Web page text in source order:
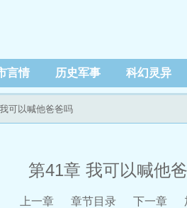
言情 历史军事 科幻灵异
可以喊他爸爸吗
第41章 我可以喊他
上一章 章节目录 下一章